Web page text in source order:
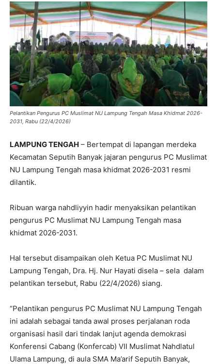
Pelantikan Pengurus PC Muslimat NU Lampung Tengah Masa Khidmat 2026-
2031, Rabu (22/4/2026)
LAMPUNG TENGAH – Bertempat di lapangan merdeka
Kecamatan Seputih Banyak jajaran pengurus PC Muslimat
NU Lampung Tengah masa khidmat 2026-2031 resmi
dilantik.
Ribuan warga nahdliyyin hadir menyaksikan pelantikan
pengurus PC Muslimat NU Lampung Tengah masa
khidmat 2026-2031.
Hal tersebut disampaikan oleh Ketua PC Muslimat NU
Lampung Tengah, Dra. Hj. Nur Hayati disela – sela dalam
pelantikan tersebut, Rabu (22/4/2026) siang.
“Pelantikan pengurus PC Muslimat NU Lampung Tengah
ini adalah sebagai tanda awal proses perjalanan roda
organisasi hasil dari tindak lanjut agenda demokrasi
Konferensi Cabang (Konfercab) VII Muslimat Nahdlatul
Ulama Lampung, di aula SMA Ma’arif Seputih Banyak,